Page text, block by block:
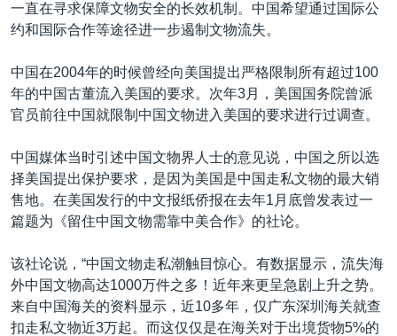
一直在寻求保障文物安全的长效机制。中国希望通过国际公
约和国际合作等途径进一步遏制文物流失。
中国在2004年的时候曾经向美国提出严格限制所有超过100
年的中国古董流入美国的要求。次年3月，美国国务院曾派
官员前往中国就限制中国文物进入美国的要求进行过调查。
中国媒体当时引述中国文物界人士的意见说，中国之所以选
择美国提出保护要求，是因为美国是中国走私文物的最大销
售地。在美国发行的中文报纸侨报在去年1月底曾发表过一
篇题为《留住中国文物需靠中美合作》的社论。
该社论说，“中国文物走私潮触目惊心。有数据显示，流失海
外中国文物高达1000万件之多！近年来更呈急剧上升之势。
来自中国海关的资料显示，近10多年，仅广东深圳海关就查
扣走私文物近3万起。而这仅仅是在海关对于出境货物5%的